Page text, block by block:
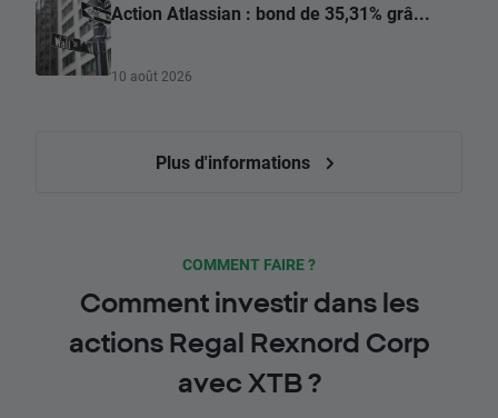
Action Atlassian : bond de 35,31% grâ...
10 août 2026
Plus d'informations
COMMENT FAIRE ?
Comment investir dans les
actions Regal Rexnord Corp
avec XTB ?